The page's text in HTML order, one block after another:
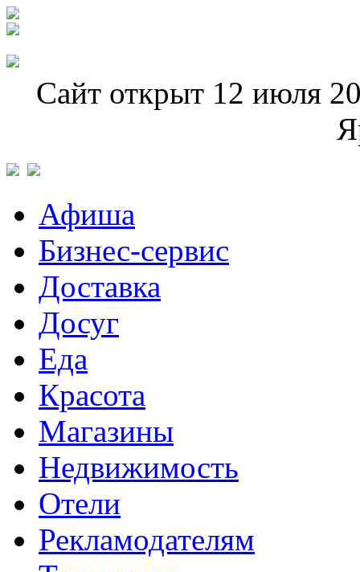
Сайт открыт 12 июля
Афиша
Бизнес-сервис
Доставка
Досуг
Еда
Красота
Магазины
Недвижимость
Отели
Рекламодателям